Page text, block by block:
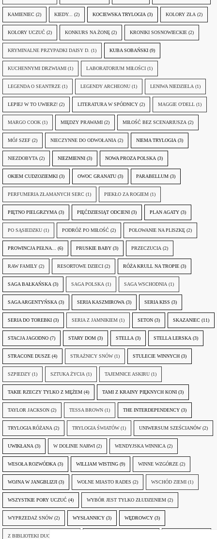
KAMIENIEC (2) KIEDY... (2) KOCIEWSKA TRYLOGIA (3) KOLORY ZŁA (2)
KOLORY UCZUĆ (2) KONKURS NA ŻONĘ (2) KRONIKI SOSNOWIECKIE (2)
KRYMINALNE PRZYPADKI DAISY D. (1) KUBA SOBAŃSKI (9)
KUCHENNYMI DRZWIAMI (1) LABORATORIUM MIŁOŚCI (1)
LEGENDA O SEANTRZE (1) LEGENDY ARCHEONU (1) LENIWA NIEDZIELA (1)
LEPIEJ W TO UWIERZ! (2) LITERATURA W SPÓDNICY (2) MAGGIE O'DELL (1)
MARGO COOK (1) MIĘDZY PRAWAMI (2) MIŁOŚĆ BEZ SCENARIUSZA (2)
MÓJ SZEF (2) NIECZYNNE DO ODWOŁANIA (2) NIEMA TRYLOGIA (3)
NIEZDOBYTA (2) NIEZMIENNI (3) NOWA PROZA POLSKA (3)
OKIEM CUDZOZIEMKI (3) OWOC GRANATU (3) PARABELLUM (3)
PERFUMERIA ZŁAMANYCH SERC (1) PIEKŁO ZA ROGIEM (1)
PIĘTNO PIELGRZYMA (3) PIĘĆDZIESIĄT ODCIENI (3) PLAN AGATY (3)
PO SĄSIEDZKU (1) PODRÓŻ PO MIŁOŚĆ (2) POLOWANIE NA PLISZKĘ (2)
PROWINCJA PEŁNA... (6) PRUSKIE BABY (3) PRZECZUCIA (2)
RAW FAMILY (2) RESORTOWE DZIECI (2) RÓŻA KRULL NA TROPIE (3)
SAGA BAŁKAŃSKA (3) SAGA POLSKA (1) SAGA WSCHODNIA (1)
SAGA ARGENTYŃSKA (3) SERIA KASZMIROWA (3) SERIA KISS (3)
SERIA DO TOREBKI (3) SERIA Z JAMNIKIEM (1) SETON (3) SKAZANIEC (11)
STACJA JAGODNO (7) STARY DOM (3) STELLA (3) STELLA LERSKA (3)
STRACONE DUSZE (4) STRAŻNICY SNÓW (1) STULECIE WINNYCH (3)
SZPIEDZY (1) SZTUKA ŻYCIA (1) TAJEMNICE ASKIRU (1)
TAKIE RZECZY TYLKO Z MĘŻEM (4) TAMI Z KRAINY PIĘKNYCH KONI (3)
TAYLOR JACKSON (2) TESSA BROWN (1) THE INTERDEPENDENCY (3)
TRYLOGIA RÓŻANA (2) TRYLOGIA ŚWIATÓW (1) UNIWERSUM SZEŚCIANÓW (2)
UWIKŁANA (3) W DOLINIE NARWI (2) WENDYJSKA WINNICA (2)
WESOŁA ROZWÓDKA (3) WILLIAM WISTING (9) WINNE WZGÓRZE (2)
WOJNA W JANGBLIZJI (3) WOLNE MIASTO RADES (2) WSCHÓD ZIEMI (1)
WSZYSTKIE PORY UCZUĆ (4) WYBÓR JEST TYLKO ZŁUDZENIEM (2)
WYPRZEDAŻ SNÓW (2) WYSŁANNICY (3) WĘDROWCY (3)
Z BIBLIOTEKI DUCHA GÓR